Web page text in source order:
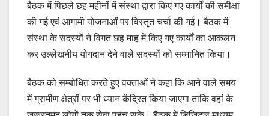
बैठक में पिछले छह महीनों में संस्था द्वारा किए गए कार्यों की समीक्षा
की गई एवं आगामी योजनाओं पर विस्तृत चर्चा की गई। बैठक में
संस्था के सदस्यों ने विगत छह माह में किए गए कार्यों का आकलन
कर उल्लेखनीय योगदान देने वाले सदस्यों को सम्मानित किया।
बैठक को सम्बोधित करते हुए वक्ताओं ने कहा कि आने वाले समय
में ग्रामीण क्षेत्रों पर भी ध्यान केंद्रित किया जाएगा ताकि वहां के